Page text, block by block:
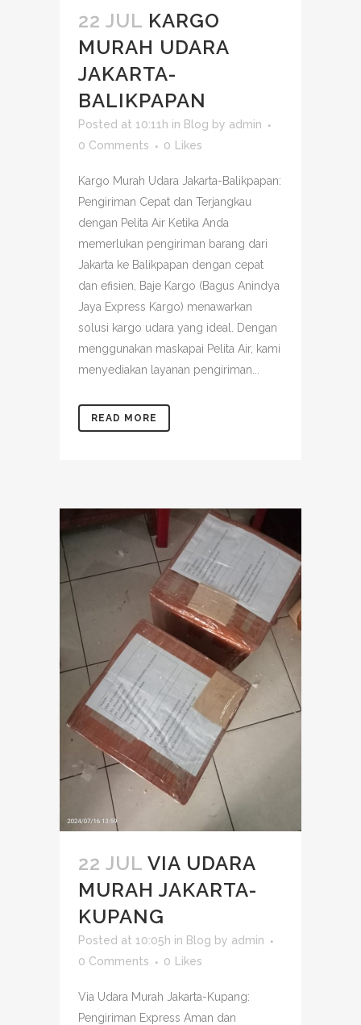
22 JUL KARGO
MURAH UDARA
JAKARTA-
BALIKPAPAN
Posted at 10:11h in Blog by admin
0 Comments
0 Likes
Kargo Murah Udara Jakarta-Balikpapan:
Pengiriman Cepat dan Terjangkau
dengan Pelita Air Ketika Anda
memerlukan pengiriman barang dari
Jakarta ke Balikpapan dengan cepat
dan efisien, Baje Kargo (Bagus Anindya
Jaya Express Kargo) menawarkan
solusi kargo udara yang ideal. Dengan
menggunakan maskapai Pelita Air, kami
menyediakan layanan pengiriman...
READ MORE
22 JUL VIA UDARA
MURAH JAKARTA-
KUPANG
Posted at 10:05h in Blog by admin
0 Comments
0 Likes
Via Udara Murah Jakarta-Kupang:
Pengiriman Express Aman dan